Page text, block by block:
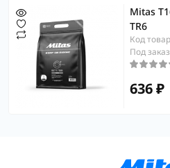
Mitas
TR6
Код
Под заказ
636 ₽